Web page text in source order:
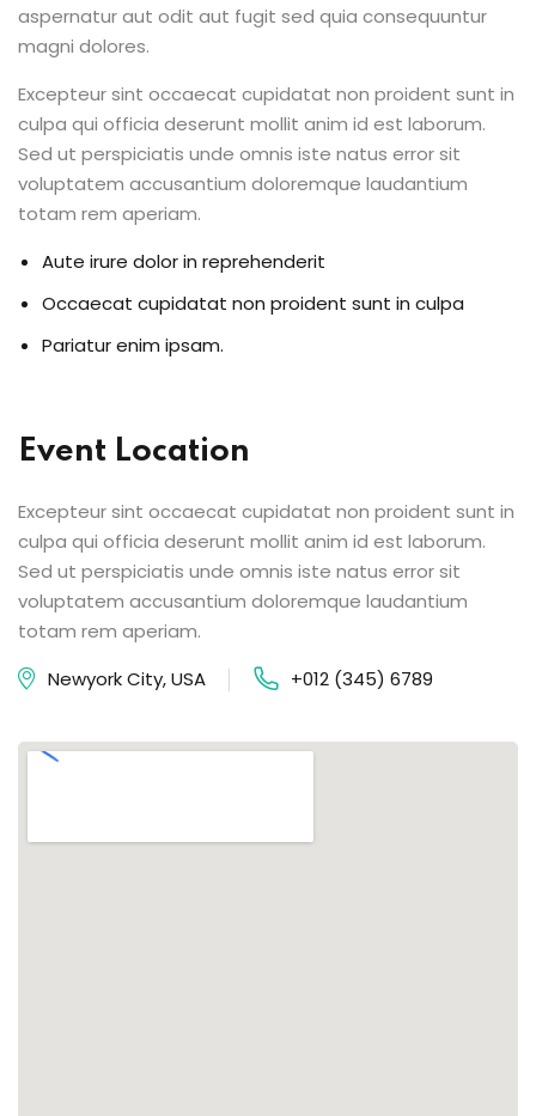
aspernatur aut odit aut fugit sed quia consequuntur
magni dolores.
Excepteur sint occaecat cupidatat non proident sunt in
culpa qui officia deserunt mollit anim id est laborum.
Sed ut perspiciatis unde omnis iste natus error sit
voluptatem accusantium doloremque laudantium
totam rem aperiam.
Aute irure dolor in reprehenderit
Occaecat cupidatat non proident sunt in culpa
Pariatur enim ipsam.
Event Location
Excepteur sint occaecat cupidatat non proident sunt in
culpa qui officia deserunt mollit anim id est laborum.
Sed ut perspiciatis unde omnis iste natus error sit
voluptatem accusantium doloremque laudantium
totam rem aperiam.
Newyork City, USA
+012 (345) 6789